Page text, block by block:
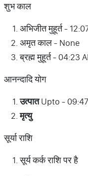
शुभ काल
अभिजीत मुहूर्त -
अमृत काल - None
ब्रह्म मुहूर्त - 04:23
आनन्दादि योग
उत्पातUpto -
मृत्यु
सूर्या राशि
सूर्य कर्क राशि पर है